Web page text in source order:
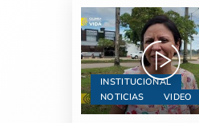
INSTITUCIONAL
NOTICIAS
VIDEO